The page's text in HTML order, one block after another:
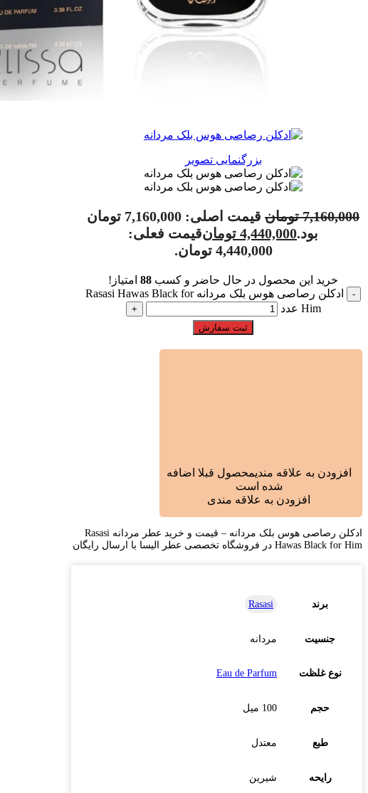
بزرگنمایی تصویر
7,160,000 تومان
قیمت اصلی: 7,160,000 تومان
بود.4,440,000 تومانقیمت فعلی:
4,440,000 تومان.
خرید این محصول در حال حاضر و کسب 88امتیاز!
ادکلن رصاصی هوس بلک مردانه Rasasi Hawas Black for
Him عدد
ثبت سفارش
افزودن به علاقه مندیمحصول قبلا اضافه
شده است
افزودن به علاقه مندی
ادکلن رصاصی هوس بلک مردانه – قیمت و خرید عطر مردانه Rasasi
Hawas Black for Him در فروشگاه تخصصی عطر الیسا با ارسال رایگان
برند Rasasi
جنسیت مردانه
نوع غلظت Eau de Parfum
حجم 100 میل
طبع معتدل
رایحه شیرین